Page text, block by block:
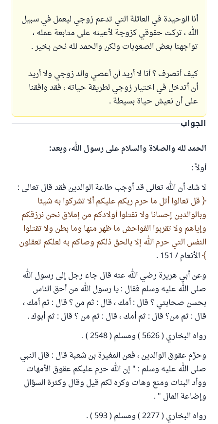
أنا الوحيدة في العائلة التي تدعم زوجي ليعمل في سبيل
الله ، تركت حقوقي كزوجة لأعينه على متابعة عمله ،
تواجهنا بعض الصعوبات ولكن والحمد لله نحن بخير .
كيف أتصرف ؟ أنا لا أريد أن أعصي والد زوجي ولا أريد
أن أتدخل في اختيار زوجي لطريقة حياته ، فقد وافقنا
على أن نعيش حياة بسيطة .
الجواب
الحمد لله والصلاة والسلام على رسول الله، وبعد:
أولاً :
لا شك أن الله تعالى قد أوجب طاعة الوالدين فقد قال تعالى :
قل تعالوا أتل ما حرم ربكم عليكم ألا تشركوا به شيئا
وبالوالدين إحسانا ولا تقتلوا أولادكم من إملاق نحن نرزقكم
وإياهم ولا تقربوا الفواحش ما ظهر منها وما بطن ولا تقتلوا
النفس التي حرم الله إلا بالحق ذلكم وصاكم به لعلكم تعقلون
الأنعام / 151 .
وعن أبي هريرة رضي الله عنه قال جاء رجل إلى رسول الله
صلى الله عليه وسلم فقال : يا رسول الله من أحق الناس
بحسن صحابتي ؟ قال : أمك ، قال : ثم من ؟ قال : ثم أمك ،
قال : ثم من؟ قال : ثم أمك ، قال : ثم من ؟ قال : ثم أبوك .
رواه البخاري ( 5626 ) ومسلم ( 2548 ) .
وحرَّم عقوق الوالدين ، فعن المغيرة بن شعبة قال : قال النبي
صلى الله عليه وسلم : " إن الله حرم عليكم عقوق الأمهات
ووأد البنات ومنع وهات وكره لكم قيل وقال وكثرة السؤال
وإضاعة المال " .
رواه البخاري ( 2277 ) ومسلم ( 593 ) .